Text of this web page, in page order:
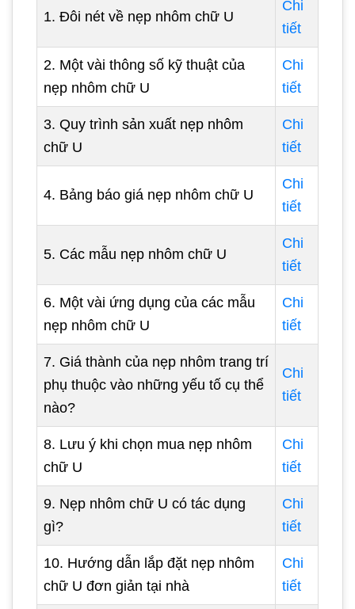
1. Đôi nét về nẹp nhôm chữ U
Chi
tiết
2. Một vài thông số kỹ thuật của
nẹp nhôm chữ U
Chi
tiết
3. Quy trình sản xuất nẹp nhôm
chữ U
Chi
tiết
4. Bảng báo giá nẹp nhôm chữ U
Chi
tiết
5. Các mẫu nẹp nhôm chữ U
Chi
tiết
6. Một vài ứng dụng của các mẫu
nẹp nhôm chữ U
Chi
tiết
7. Giá thành của nẹp nhôm trang trí
phụ thuộc vào những yếu tố cụ thể
nào?
Chi
tiết
8. Lưu ý khi chọn mua nẹp nhôm
chữ U
Chi
tiết
9. Nẹp nhôm chữ U có tác dụng
gì?
Chi
tiết
10. Hướng dẫn lắp đặt nẹp nhôm
chữ U đơn giản tại nhà
Chi
tiết